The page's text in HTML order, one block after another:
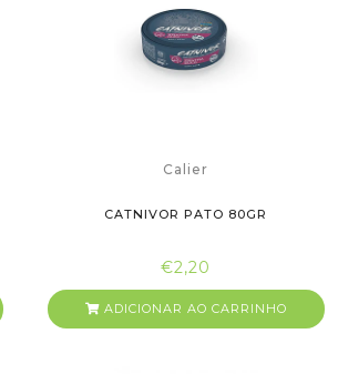
Calier
CATNIVOR PATO 80GR
€2,20
ADICIONAR AO CARRINHO